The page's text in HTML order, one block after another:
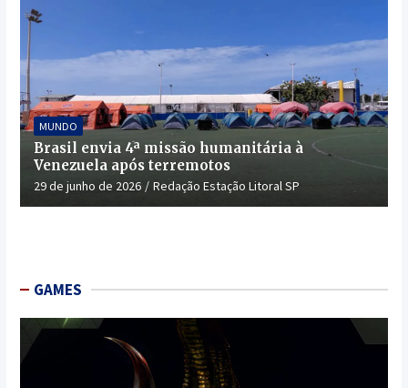
MUNDO
Brasil envia 4ª missão humanitária à
Venezuela após terremotos
29 de junho de 2026 Redação Estação Litoral SP
GAMES